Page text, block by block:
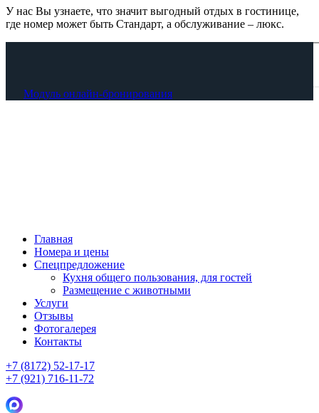
У нас Вы узнаете, что значит выгодный отдых в гостинице,
где номер может быть Стандарт, а обслуживание – люкс.
Модуль онлайн-бронирования
Главная
Номера и цены
Спецпредложение
Кухня общего пользования, для гостей
Размещение с животными
Услуги
Отзывы
Фотогалерея
Контакты
+7 (8172) 52-17-17
+7 (921) 716-11-72